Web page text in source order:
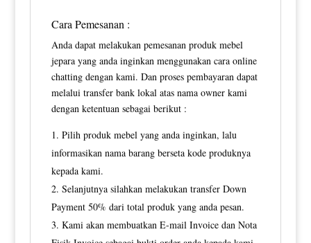
Cara Pemesanan :
Anda dapat melakukan pemesanan produk mebel
jepara yang anda inginkan menggunakan cara online
chatting dengan kami. Dan proses pembayaran dapat
melalui transfer bank lokal atas nama owner kami
dengan ketentuan sebagai berikut :
Pilih produk mebel yang anda inginkan, lalu
informasikan nama barang berseta kode produknya
kepada kami.
Selanjutnya silahkan melakukan transfer Down
Payment 50% dari total produk yang anda pesan.
Kami akan membuatkan E-mail Invoice dan Nota